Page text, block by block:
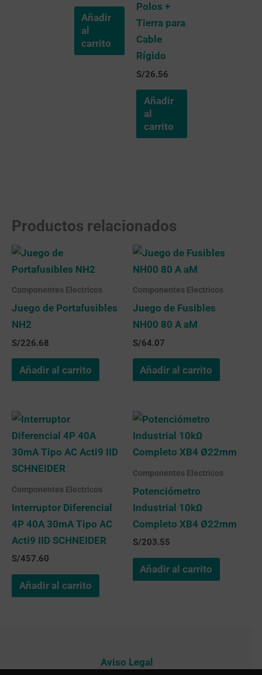
Añadir
al
carrito
Polos +
Tierra para
Cable
Rígido
S/26.56
Añadir
al
carrito
Productos relacionados
Componentes Electricos
Juego de Portafusibles
NH2
S/226.68
Añadir al carrito
Componentes Electricos
Juego de Fusibles
NH00 80 A aM
S/64.07
Añadir al carrito
Componentes Electricos
Interruptor Diferencial
4P 40A 30mA Tipo AC
Acti9 IID SCHNEIDER
S/457.60
Añadir al carrito
Componentes Electricos
Potenciómetro
Industrial 10kΩ
Completo XB4 Ø22mm
S/203.55
Añadir al carrito
Aviso Legal